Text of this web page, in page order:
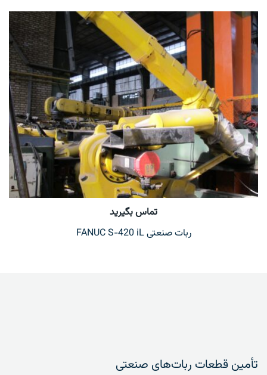
تماس بگیرید
ربات صنعتی FANUC S-420 iL
تأمین قطعات ربات‌های صنعتی